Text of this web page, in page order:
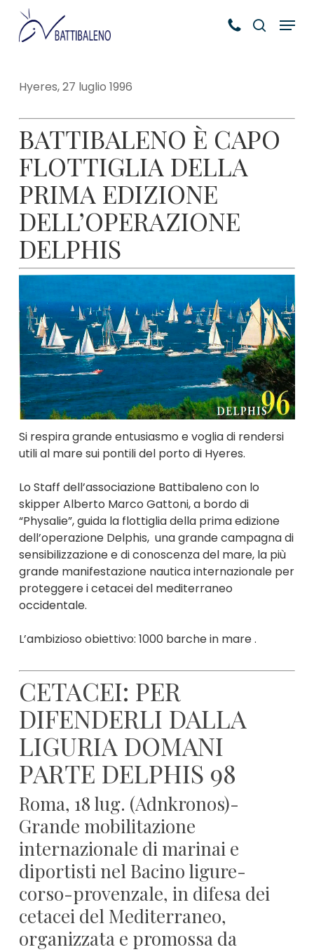
Skip
main
search
Menu
Hyeres, 27 luglio 1996
BATTIBALENO È CAPO
FLOTTIGLIA DELLA
PRIMA EDIZIONE
DELL’OPERAZIONE
DELPHIS
Si respira grande entusiasmo e voglia di rendersi
utili al mare sui pontili del porto di Hyeres.
Lo Staff dell’associazione Battibaleno con lo
skipper Alberto Marco Gattoni, a bordo di
“Physalie”, guida la flottiglia della prima edizione
dell’operazione Delphis, una grande campagna di
sensibilizzazione e di conoscenza del mare, la più
grande manifestazione nautica internazionale per
proteggere i cetacei del mediterraneo
occidentale.
L’ambizioso obiettivo: 1000 barche in mare .
CETACEI: PER
DIFENDERLI DALLA
LIGURIA DOMANI
PARTE DELPHIS 98
Roma, 18 lug. (Adnkronos)-
Grande mobilitazione
internazionale di marinai e
diportisti nel Bacino ligure-
corso-provenzale, in difesa dei
cetacei del Mediterraneo,
organizzata e promossa da